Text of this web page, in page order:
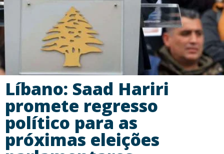
Líbano: Saad Hariri
promete regresso
político para as
próximas eleições